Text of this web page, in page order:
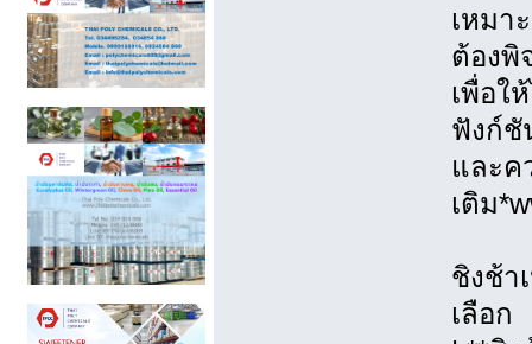
เหมา
ต้องพิ
เพื่อใ
ฟังก์ชั
และค
เติม
ชิงช้า
เลือก